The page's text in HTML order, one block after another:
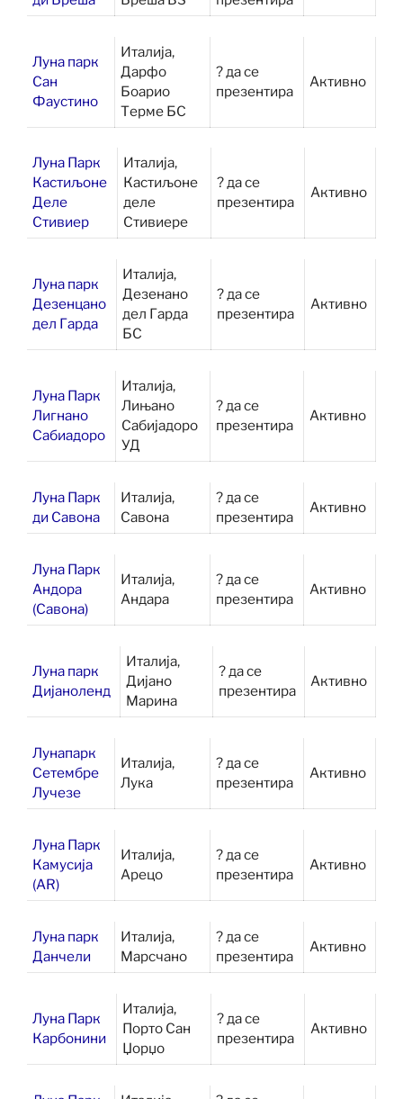
Луна парк
Сан
Фаустино
Италија,
Дарфо
Боарио
Терме БС
? да се
презентира
Активно
Луна Парк
Кастиљоне
Деле
Стивиер
Италија,
Кастиљоне
деле
Стивиере
? да се
презентира
Активно
Луна парк
Дезенцано
дел Гарда
Италија,
Дезенано
дел Гарда
БС
? да се
презентира
Активно
Луна Парк
Лигнано
Сабиадоро
Италија,
Лињано
Сабијадоро
УД
? да се
презентира
Активно
Луна Парк
ди Савона
Италија,
Савона
? да се
презентира
Активно
Луна Парк
Андора
(Савона)
Италија,
Андара
? да се
презентира
Активно
Луна парк
Дијаноленд
Италија,
Дијано
Марина
? да се
презентира
Активно
Лунапарк
Сетембре
Лучезе
Италија,
Лука
? да се
презентира
Активно
Луна Парк
Камусија
(AR)
Италија,
Арецо
? да се
презентира
Активно
Луна парк
Данчели
Италија,
Марсчано
? да се
презентира
Активно
Луна Парк
Карбонини
Италија,
Порто Сан
Џорџо
? да се
презентира
Активно